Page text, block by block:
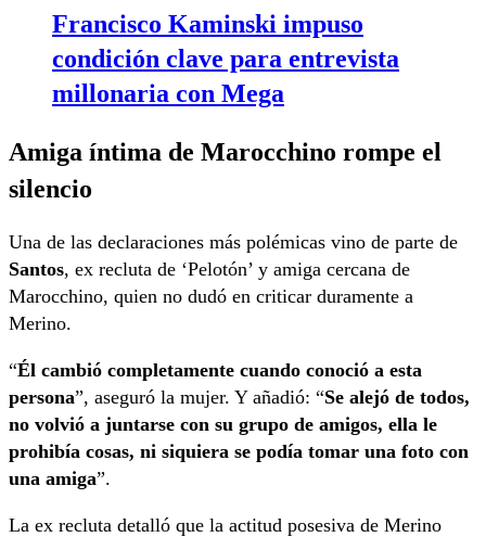
Francisco Kaminski impuso
condición clave para entrevista
millonaria con Mega
Amiga íntima de Marocchino rompe el
silencio
Una de las declaraciones más polémicas vino de parte de
Santos, ex recluta de ‘Pelotón’ y amiga cercana de
Marocchino, quien no dudó en criticar duramente a
Merino.
“Él cambió completamente cuando conoció a esta
persona”, aseguró la mujer. Y añadió: “Se alejó de todos,
no volvió a juntarse con su grupo de amigos, ella le
prohibía cosas, ni siquiera se podía tomar una foto con
una amiga”.
La ex recluta detalló que la actitud posesiva de Merino